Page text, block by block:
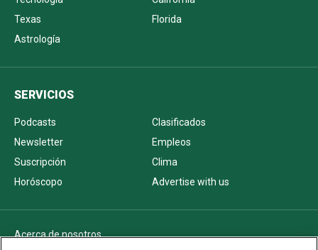
Texas
Florida
Astrología
SERVICIOS
Podcasts
Clasificados
Newsletter
Empleos
Suscripción
Clima
Horóscopo
Advertise with us
Acerca de nosotros